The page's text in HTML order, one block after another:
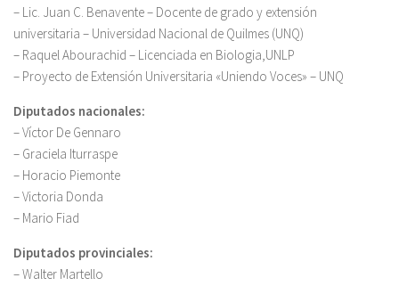
– Lic. Juan C. Benavente – Docente de grado y extensión
universitaria – Universidad Nacional de Quilmes (UNQ)
– Raquel Abourachid – Licenciada en Biologia,UNLP
– Proyecto de Extensión Universitaria «Uniendo Voces» – UNQ
Diputados nacionales:
– Víctor De Gennaro
– Graciela Iturraspe
– Horacio Piemonte
– Victoria Donda
– Mario Fiad
Diputados provinciales:
– Walter Martello